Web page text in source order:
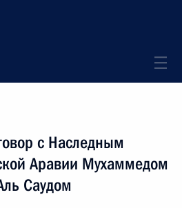
с Наследным
Аравии Мухаммедом
Саудом